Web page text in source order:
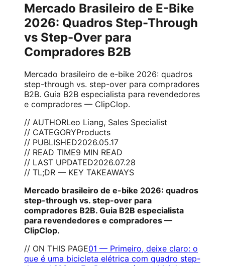
Mercado Brasileiro de E-Bike
2026: Quadros Step-Through
vs Step-Over para
Compradores B2B
Mercado brasileiro de e-bike 2026: quadros
step-through vs. step-over para compradores
B2B. Guia B2B especialista para revendedores
e compradores — ClipClop.
// AUTHORLeo Liang, Sales Specialist
// CATEGORYProducts
// PUBLISHED2026.05.17
// READ TIME9 MIN READ
// LAST UPDATED2026.07.28
// TL;DR — KEY TAKEAWAYS
Mercado brasileiro de e-bike 2026: quadros
step-through vs. step-over para
compradores B2B. Guia B2B especialista
para revendedores e compradores —
ClipClop.
// ON THIS PAGE01 — Primeiro, deixe claro: o
que é uma bicicleta elétrica com quadro step-